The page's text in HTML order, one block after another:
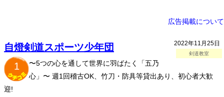
広告掲載について
2022年11月25日
剣道教室
自燈剣道スポーツ少年団
1
〜5つの心を通して世界に羽ばたく「五乃
心」​〜 週1回稽古OK、竹刀・防具等貸出あり、初心者大歓
迎!